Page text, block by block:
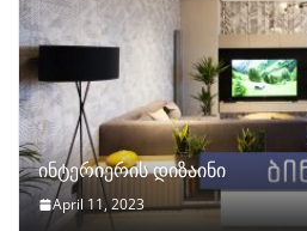
ინტერიერის დიზაინი
April 11, 2023